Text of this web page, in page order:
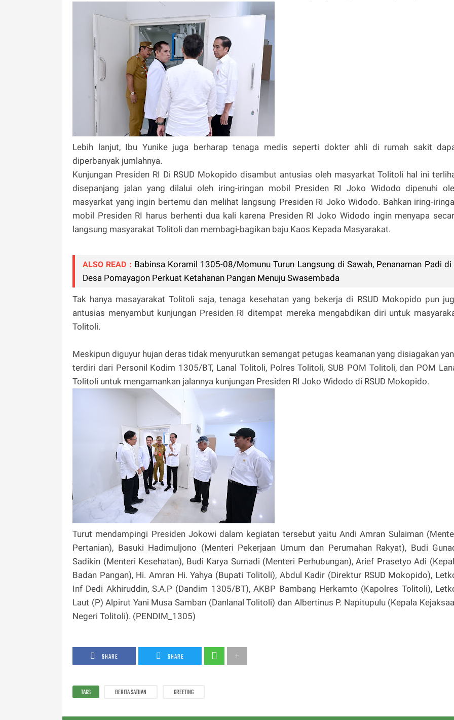
Lebih lanjut, Ibu Yunike juga berharap tenaga medis seperti dokter ahli di rumah sakit
diperbanyak jumlahnya.
Kunjungan Presiden RI Di RSUD Mokopido disambut antusias oleh masyarkat Tolitoli hal ini
disepanjang jalan yang dilalui oleh iring-iringan mobil Presiden RI Joko Widodo dipenuhi
masyarkat yang ingin bertemu dan melihat langsung Presiden RI Joko Widodo. Bahkan iring-
mobil Presiden RI harus berhenti dua kali karena Presiden RI Joko Widodo ingin menyapa
langsung masyarakat Tolitoli dan membagi-bagikan baju Kaos Kepada Masyarakat.
ALSO READ : Babinsa Koramil 1305-08/Momunu Turun Langsung di Sawah, Penanaman Padi di
Desa Pomayagon Perkuat Ketahanan Pangan Menuju Swasembada
Tak hanya masayarakat Tolitoli saja, tenaga kesehatan yang bekerja di RSUD Mokopido pun
antusias menyambut kunjungan Presiden RI ditempat mereka mengabdikan diri untuk
Tolitoli.
Meskipun diguyur hujan deras tidak menyurutkan semangat petugas keamanan yang disiagakan
terdiri dari Personil Kodim 1305/BT, Lanal Tolitoli, Polres Tolitoli, SUB POM Tolitoli, dan POM
Tolitoli untuk mengamankan jalannya kunjungan Presiden RI Joko Widodo di RSUD Mokopido.
Turut mendampingi Presiden Jokowi dalam kegiatan tersebut yaitu Andi Amran Sulaiman
Pertanian), Basuki Hadimuljono (Menteri Pekerjaan Umum dan Perumahan Rakyat), Budi
Sadikin (Menteri Kesehatan), Budi Karya Sumadi (Menteri Perhubungan), Arief Prasetyo Adi
Badan Pangan), Hi. Amran Hi. Yahya (Bupati Tolitoli), Abdul Kadir (Direktur RSUD Mokopido),
Inf Dedi Akhiruddin, S.A.P (Dandim 1305/BT), AKBP Bambang Herkamto (Kapolres Tolitoli),
Laut (P) Alpirut Yani Musa Samban (Danlanal Tolitoli) dan Albertinus P. Napitupulu (Kepala
Negeri Tolitoli). (PENDIM_1305)
SHARE SHARE
TAGS BERITA SATUAN GREETING